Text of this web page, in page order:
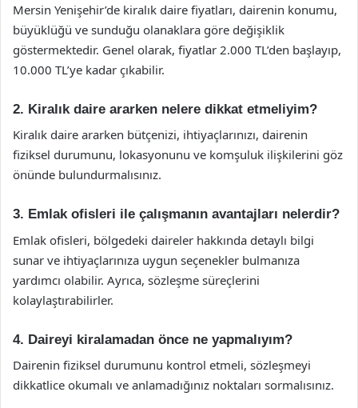
Mersin Yenişehir’de kiralık daire fiyatları, dairenin konumu,
büyüklüğü ve sunduğu olanaklara göre değişiklik
göstermektedir. Genel olarak, fiyatlar 2.000 TL’den başlayıp,
10.000 TL’ye kadar çıkabilir.
2. Kiralık daire ararken nelere dikkat etmeliyim?
Kiralık daire ararken bütçenizi, ihtiyaçlarınızı, dairenin
fiziksel durumunu, lokasyonunu ve komşuluk ilişkilerini göz
önünde bulundurmalısınız.
3. Emlak ofisleri ile çalışmanın avantajları nelerdir?
Emlak ofisleri, bölgedeki daireler hakkında detaylı bilgi
sunar ve ihtiyaçlarınıza uygun seçenekler bulmanıza
yardımcı olabilir. Ayrıca, sözleşme süreçlerini
kolaylaştırabilirler.
4. Daireyi kiralamadan önce ne yapmalıyım?
Dairenin fiziksel durumunu kontrol etmeli, sözleşmeyi
dikkatlice okumalı ve anlamadığınız noktaları sormalısınız.